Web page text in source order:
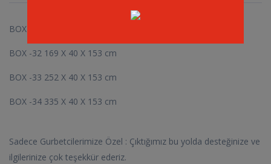
BOX -31 86 X 40 X 153 cm
BOX -32 169 X 40 X 153 cm
BOX -33 252 X 40 X 153 cm
BOX -34 335 X 40 X 153 cm
Sadece Gurbetcilerimize Özel : Çıktığımız bu yolda desteğinize ve
ilgilerinize çok teşekkür ederiz.